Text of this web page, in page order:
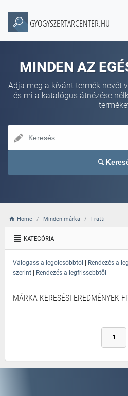
GYOGYSZERTARCENTER.HU
MINDEN AZ
Adja meg a kívánt termék nevét
és mi a katalógus átnézése
Home Minden márka Fratti
KATEGÓRIA
Válogass a legolcsóbbtól | Rendezés a
szerint | Rendezés a legfrissebbtől
MÁRKA KERESÉSI EREDMÉNYEK
1